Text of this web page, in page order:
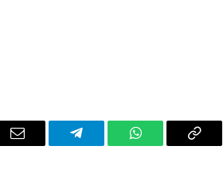
Email Telegram WhatsAppCopy